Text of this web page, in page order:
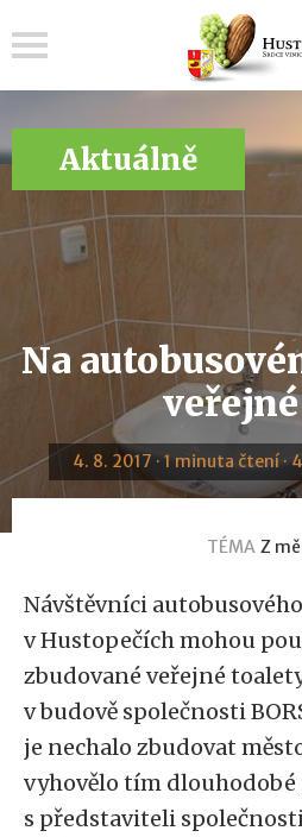
Aktuálně
Na
veřejné
4. 8. 2017 · 1 minuta čtení ·
TÉMA Z
Návštěvníci
v Hustopečích mohou
zbudované veřejné
v budově společnosti
je nechalo zbudovat
vyhovělo tím dlouhodobé
s představiteli společnosti